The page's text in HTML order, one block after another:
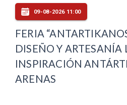
09-08-2026 11:00
FERIA
DISEÑO Y ARTESANÍA
INSPIRACIÓN
ARENAS